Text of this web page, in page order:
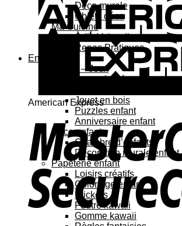
American Express
Déco murale
Objets déco
Ma Cuisine
Jolie Vaisselle
Repas Pratiques
Enfant
Jouets – Jeux
Jouets bébé
Jouet en bois
Puzzles enfant
Anniversaire enfant
Déco enfant
Chambre d’enfants
Décoration murale enfant
Papeterie enfant
Loisirs créatifs
Coloriage enfant
Stickers
Feutre kawaii
Gomme kawaii